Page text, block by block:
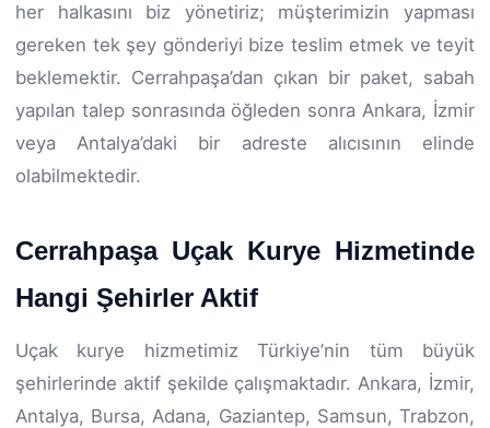
her halkasını biz yönetiriz; müşterimizin yapması
gereken tek şey gönderiyi bize teslim etmek ve teyit
beklemektir. Cerrahpaşa’dan çıkan bir paket, sabah
yapılan talep sonrasında öğleden sonra Ankara, İzmir
veya Antalya’daki bir adreste alıcısının elinde
olabilmektedir.
Cerrahpaşa Uçak Kurye Hizmetinde
Hangi Şehirler Aktif
Uçak kurye hizmetimiz Türkiye’nin tüm büyük
şehirlerinde aktif şekilde çalışmaktadır. Ankara, İzmir,
Antalya, Bursa, Adana, Gaziantep, Samsun, Trabzon,